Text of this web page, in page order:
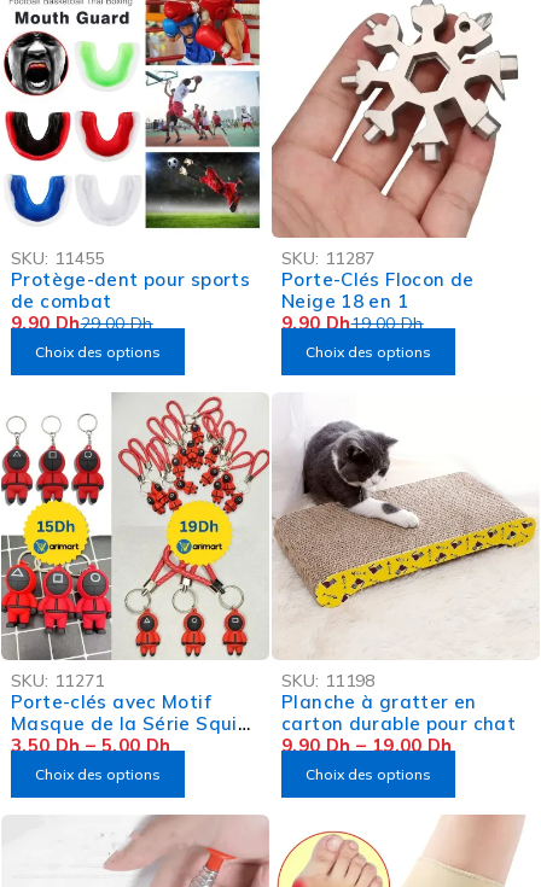
OFFRE FLASH
SKU: 11455
Protège-dent pour sports
de combat
29,00Dh
9,90 Dh
Choix des options
SKU: 11287
Porte-Clés Flocon de
Neige 18 en 1
19,00Dh
9,90 Dh
Choix des options
OFFRE FLASH
SKU: 11271
Porte-clés avec Motif
Masque de la Série Squid
Games
3,50 Dh – 5,00 Dh
Choix des options
OFFRE FLASH
SKU: 11198
Planche à gratter en
carton durable pour chat
9,90 Dh – 19,00 Dh
Choix des options